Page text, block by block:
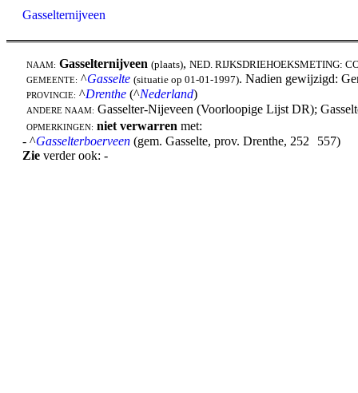
Gasselternijveen
NAAM: Gasselternijveen (plaats), NED. RIJKSDRIEHOEKSMETING:
GEMEENTE: ^Gasselte (situatie op 01-01-1997). Nadien gewijzigd:
PROVINCIE: ^Drenthe (^Nederland)
ANDERE NAAM: Gasselter-Nijeveen (Voorloopige Lijst DR);
OPMERKINGEN: niet verwarren met:
- ^Gasselterboerveen (gem. Gasselte, prov. Drenthe, 252
557)
Zie verder ook: -